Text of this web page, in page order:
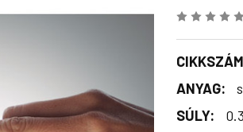
ANYAG:
SÚLY:
0.3